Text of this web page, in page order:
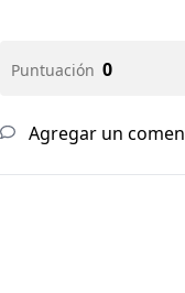
Puntuación 0
Agregar un